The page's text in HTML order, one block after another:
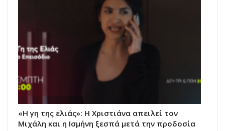
«Η γη της ελιάς»: Η Χριστιάνα απειλεί τον
Μιχάλη και η Ισμήνη ξεσπά μετά την προδοσία